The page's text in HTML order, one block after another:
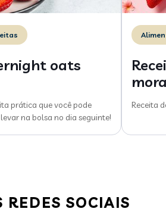
oats
prática que você pode
na bolsa no dia seguinte!
Receita
SOCIAIS